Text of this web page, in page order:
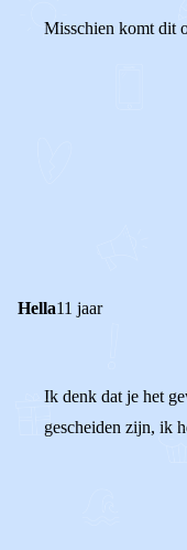
Misschien komt dit
Hella11 jaar
Ik denk dat je het
gescheiden zijn, ik